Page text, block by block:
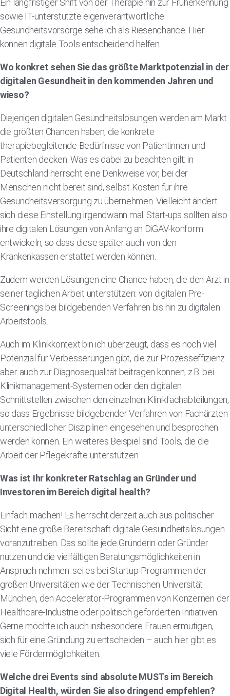
Ein langfristiger Shift von der Therapie hin zur Früherkennung
sowie IT-unterstützte eigenverantwortliche
Gesundheitsvorsorge sehe ich als Riesenchance. Hier
können digitale Tools entscheidend helfen.
Wo konkret sehen Sie das größte Marktpotenzial in der
digitalen Gesundheit in den kommenden Jahren und
wieso?
Diejenigen digitalen Gesundheitslösungen werden am Markt
die größten Chancen haben, die konkrete
therapiebegleitende Bedürfnisse von Patientinnen und
Patienten decken. Was es dabei zu beachten gilt: in
Deutschland herrscht eine Denkweise vor, bei der
Menschen nicht bereit sind, selbst Kosten für ihre
Gesundheitsversorgung zu übernehmen. Vielleicht ändert
sich diese Einstellung irgendwann mal. Start-ups sollten also
ihre digitalen Lösungen von Anfang an DiGAV-konform
entwickeln, so dass diese später auch von den
Krankenkassen erstattet werden können.
Zudem werden Lösungen eine Chance haben, die den Arzt in
seiner täglichen Arbeit unterstützen: von digitalen Pre-
Screenings bei bildgebenden Verfahren bis hin zu digitalen
Arbeitstools.
Auch im Klinikkontext bin ich überzeugt, dass es noch viel
Potenzial für Verbesserungen gibt, die zur Prozesseffizienz
aber auch zur Diagnosequalität beitragen können, z.B. bei
Klinikmanagement-Systemen oder den digitalen
Schnittstellen zwischen den einzelnen Klinikfachabteilungen,
so dass Ergebnisse bildgebender Verfahren von Fachärzten
unterschiedlicher Disziplinen eingesehen und besprochen
werden können. Ein weiteres Beispiel sind Tools, die die
Arbeit der Pflegekräfte unterstützen.
Was ist Ihr konkreter Ratschlag an Gründer und
Investoren im Bereich digital health?
Einfach machen! Es herrscht derzeit auch aus politischer
Sicht eine große Bereitschaft digitale Gesundheitslösungen
voranzutreiben. Das sollte jede Gründerin oder Gründer
nutzen und die vielfältigen Beratungsmöglichkeiten in
Anspruch nehmen: sei es bei Startup-Programmen der
großen Universitäten wie der Technischen Universität
München, den Accelerator-Programmen von Konzernen der
Healthcare-Industrie oder politisch geförderten Initiativen.
Gerne möchte ich auch insbesondere Frauen ermutigen,
sich für eine Gründung zu entscheiden – auch hier gibt es
viele Fördermöglichkeiten.
Welche drei Events sind absolute MUSTs im Bereich
Digital Health, würden Sie also dringend empfehlen?